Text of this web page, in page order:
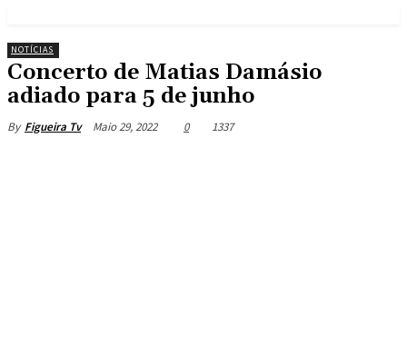
NOTÍCIAS
Concerto de Matias Damásio
adiado para 5 de junho
By Figueira Tv Maio 29, 2022 0 1337